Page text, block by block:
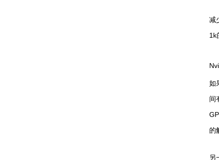
减
1k
如
间
的
另